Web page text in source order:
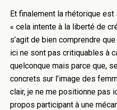
Et finalement la rhétorique est
« cela intente à la liberté de
s’agit de bien comprendre
ici ne sont pas critiquables à
quelconque mais parce que,
concrets sur l’image des
clair, je ne me positionne pas
propos participant à une